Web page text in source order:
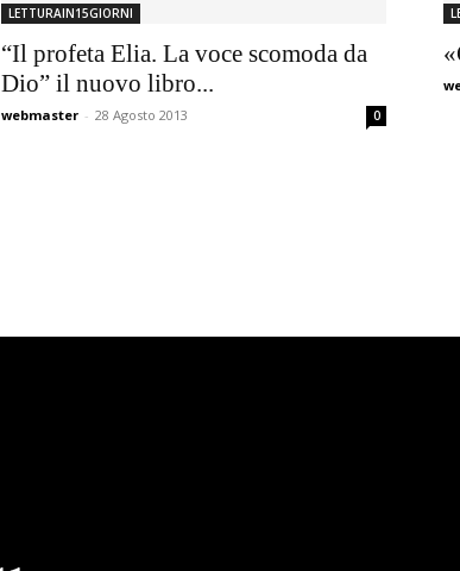
LETTURAIN15GIORNI
“Il profeta Elia. La voce scomoda da
Dio” il nuovo libro...
webmaster - 28 Agosto 2013 0